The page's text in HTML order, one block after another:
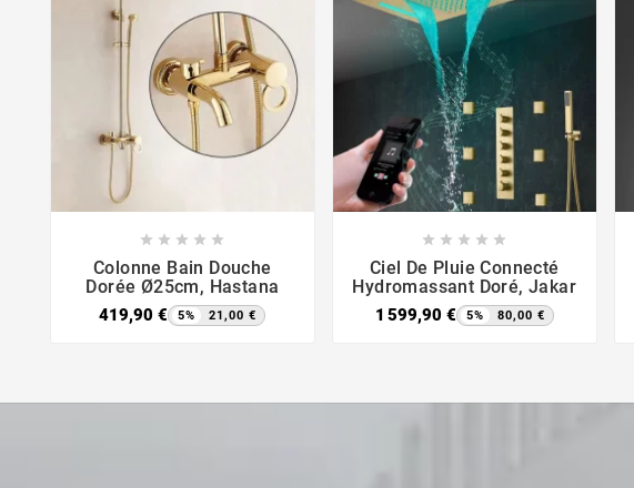
    
Colonne Bain Douche
Dorée Ø25cm, Hastana
419,90 € 5% 21,00 €
    
Ciel De Pluie Connecté
Hydromassant Doré, Jakar
1 599,90 € 5% 80,00 €